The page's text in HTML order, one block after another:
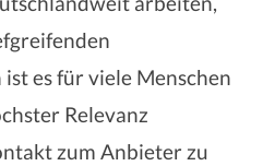
es für viele Menschen
Relevanz
zum Anbieter zu